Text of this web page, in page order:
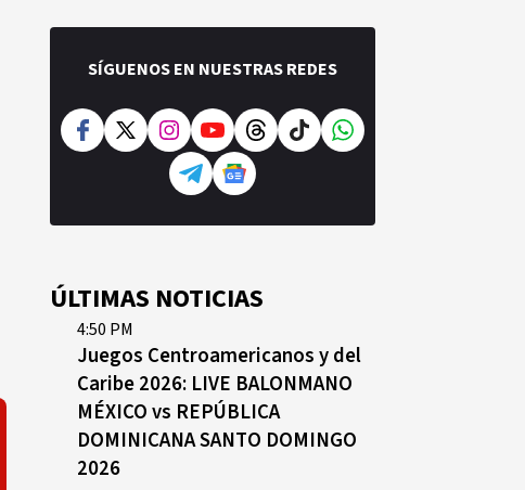
SÍGUENOS EN NUESTRAS REDES
ÚLTIMAS NOTICIAS
4:50 PM
Juegos Centroamericanos y del
Caribe 2026: LIVE BALONMANO
MÉXICO vs REPÚBLICA
DOMINICANA SANTO DOMINGO
2026